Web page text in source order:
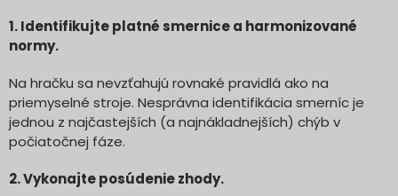
1. Identifikujte platné smernice a harmonizované
normy.
Na hračku sa nevzťahujú rovnaké pravidlá ako na
priemyselné stroje. Nesprávna identifikácia smerníc je
jednou z najčastejších (a najnákladnejších) chýb v
počiatočnej fáze.
2. Vykonajte posúdenie zhody.